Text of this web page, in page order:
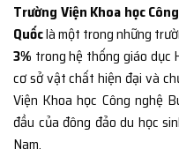
Trường Viện Khoa học
Quốclà một trong những
3% trong hệ thống giáo dục
cơ sở vật chất hiện đại và
Viện Khoa học Công nghệ
đầu của đông đảo du học
Nam.